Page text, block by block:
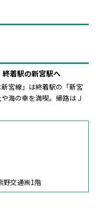
着駅の新宮駅へ
宮線」は終着駅の「新宮
海の幸を満喫。帰路はＪ
野交通㈱1階